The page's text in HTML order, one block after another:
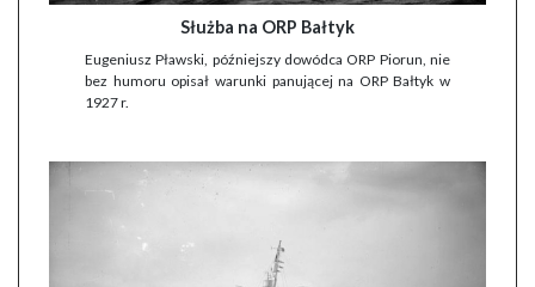
Służba na ORP Bałtyk
Eugeniusz Pławski, późniejszy dowódca ORP Piorun, nie
bez humoru opisał warunki panującej na ORP Bałtyk w
1927 r.